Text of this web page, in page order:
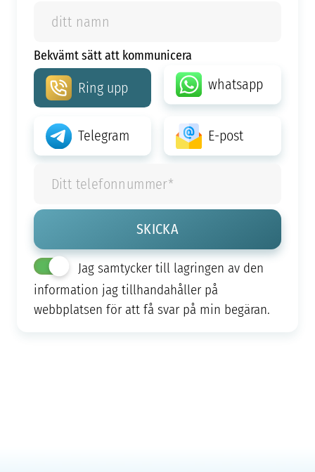
Bekvämt sätt att kommunicera
Ring upp whatsapp
Telegram E-post
Jag samtycker till lagringen av den
information jag tillhandahåller på
webbplatsen för att få svar på min begäran.